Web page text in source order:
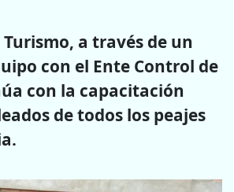
a través de un
con el Ente Control de
con la capacitación
de todos los peajes